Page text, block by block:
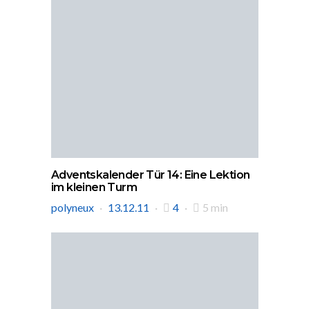
Adventskalender Tür 14: Eine Lektion
im kleinen Turm
polyneux
13.12.11 4 5 min